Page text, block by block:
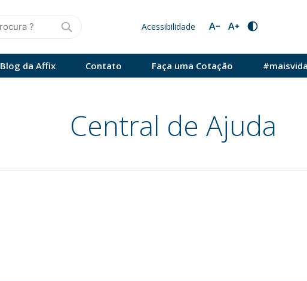
Acessibilidade
Blog da Affix Contato Faça uma Cotação
Central de Ajuda